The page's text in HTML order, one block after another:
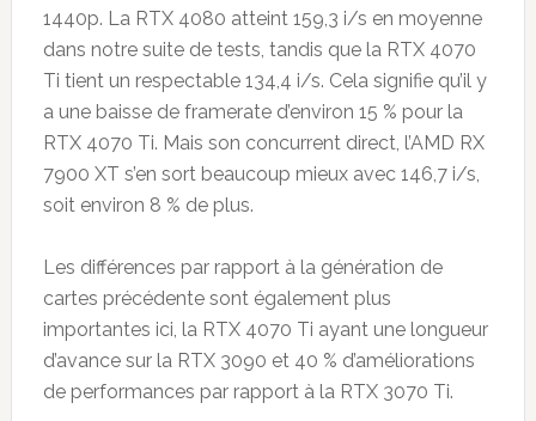
1440p. La RTX 4080 atteint 159,3 i/s en moyenne
dans notre suite de tests, tandis que la RTX 4070
Ti tient un respectable 134,4 i/s. Cela signifie qu’il y
a une baisse de framerate d’environ 15 % pour la
RTX 4070 Ti. Mais son concurrent direct, l’AMD RX
7900 XT s’en sort beaucoup mieux avec 146,7 i/s,
soit environ 8 % de plus.
Les différences par rapport à la génération de
cartes précédente sont également plus
importantes ici, la RTX 4070 Ti ayant une longueur
d’avance sur la RTX 3090 et 40 % d’améliorations
de performances par rapport à la RTX 3070 Ti.